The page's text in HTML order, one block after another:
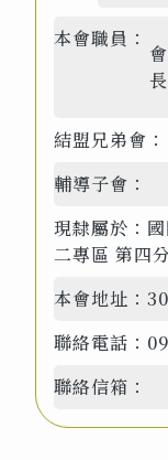
本會職員：
會
長
結盟兄弟會：
輔導子會：
現隸屬於：
二專區 第四
本會地址：
聯絡電話：
聯絡信箱：